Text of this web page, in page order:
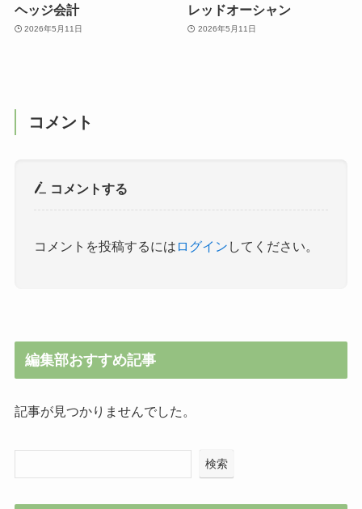
ヘッジ会計
2026年5月11日
レッドオーシャン
2026年5月11日
コメント
コメントする
コメントを投稿するには ログイン してください。
編集部おすすめ記事
記事が見つかりませんでした。
検索